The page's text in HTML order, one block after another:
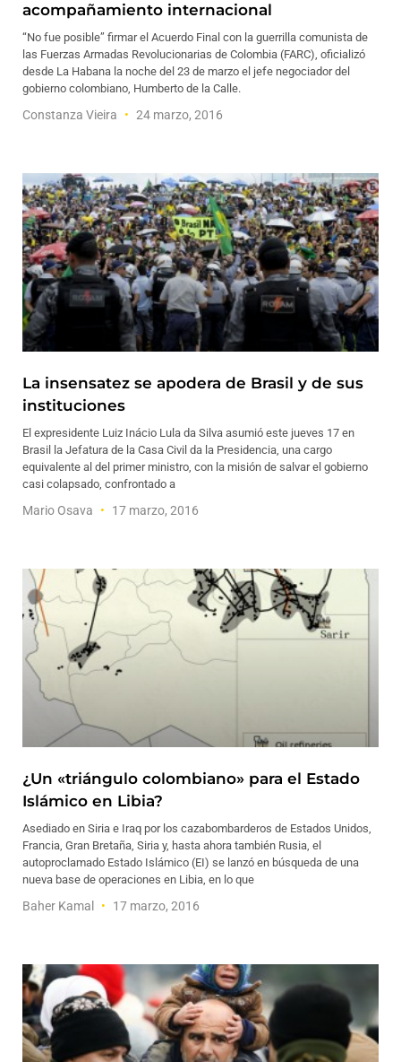
acompañamiento internacional
“No fue posible” firmar el Acuerdo Final con la guerrilla comunista de
las Fuerzas Armadas Revolucionarias de Colombia (FARC), oficializó
desde La Habana la noche del 23 de marzo el jefe negociador del
gobierno colombiano, Humberto de la Calle.
Constanza Vieira 24 marzo, 2016
La insensatez se apodera de Brasil y de sus
instituciones
El expresidente Luiz Inácio Lula da Silva asumió este jueves 17 en
Brasil la Jefatura de la Casa Civil da la Presidencia, una cargo
equivalente al del primer ministro, con la misión de salvar el gobierno
casi colapsado, confrontado a
Mario Osava 17 marzo, 2016
¿Un «triángulo colombiano» para el Estado
Islámico en Libia?
Asediado en Siria e Iraq por los cazabombarderos de Estados Unidos,
Francia, Gran Bretaña, Siria y, hasta ahora también Rusia, el
autoproclamado Estado Islámico (EI) se lanzó en búsqueda de una
nueva base de operaciones en Libia, en lo que
Baher Kamal 17 marzo, 2016